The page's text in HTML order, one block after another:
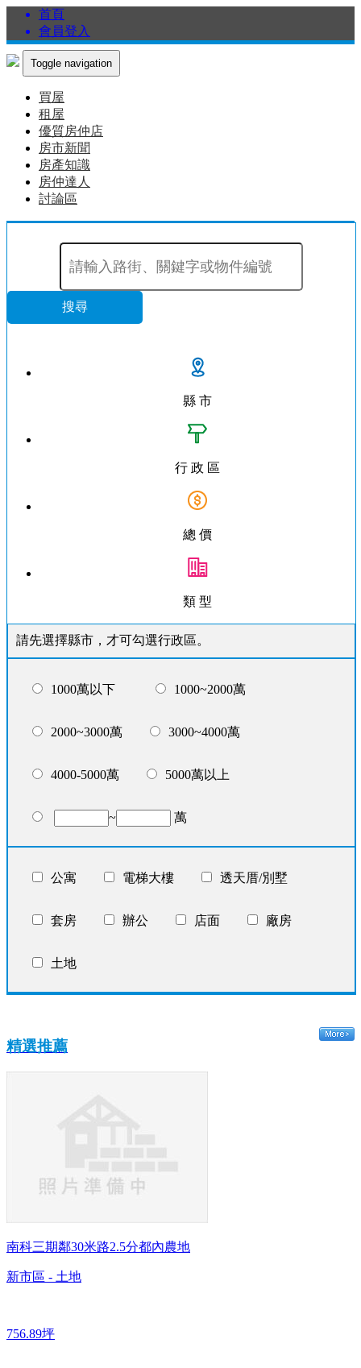
首頁
會員登入
Toggle navigation
買屋
租屋
優質房仲店
房市新聞
房產知識
房仲達人
討論區
搜尋
縣 市
行 政 區
總 價
類 型
請先選擇縣市，才可勾選行政區。
1000萬以下 1000~2000萬
2000~3000萬 3000~4000萬
4000-5000萬 5000萬以上
~ 萬
公寓 電梯大樓 透天厝/別墅
套房 辦公 店面 廠房
土地
精選推薦
南科三期鄰30米路2.5分都內農地
新市區 - 土地
756.89坪